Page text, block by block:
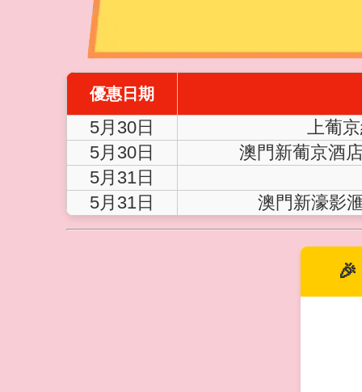
優惠日期
5月30日
上葡
5月30日
澳門新葡京酒
5月31日
5月31日
澳門新濠影